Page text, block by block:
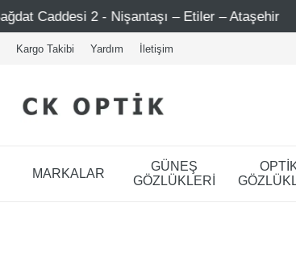
– Etiler – Ataşehir Şimdi Üye ol !
Kargo Takibi Yardım İletişim
MARKALAR
GÜNEŞ
GÖZLÜKLERİ